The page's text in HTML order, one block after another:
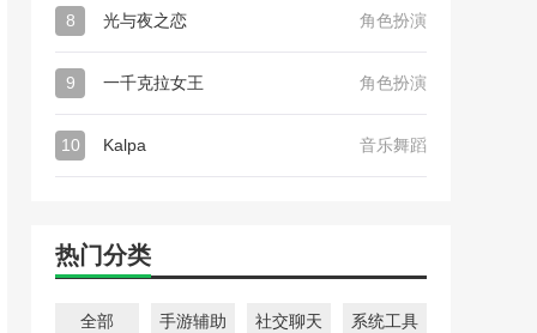
8 光与夜之恋 角色扮演
9 一千克拉女王 角色扮演
10 Kalpa 音乐舞蹈
热门分类
全部 手游辅助 社交聊天 系统工具